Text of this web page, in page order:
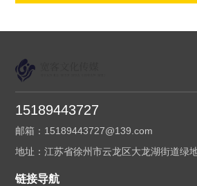
15189443727
邮箱：15189443727@139.com
地址：江苏省徐州市云龙区大龙湖街道绿
链接导航